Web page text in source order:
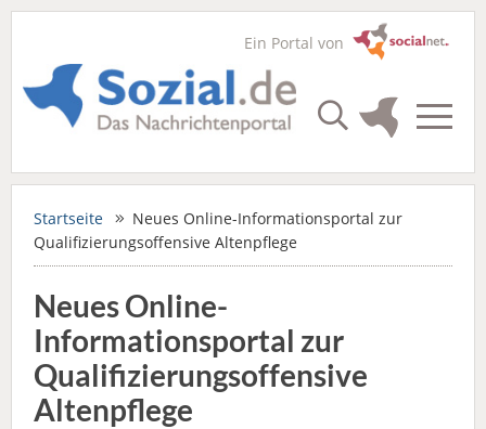
Ein Portal von
Startseite
Neues Online-Informationsportal zur
Qualifizierungsoffensive Altenpflege
Neues Online-
Informationsportal zur
Qualifizierungsoffensive
Altenpflege